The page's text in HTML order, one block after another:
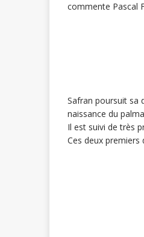
commente Pascal
Safran poursuit sa
naissance du
Il est suivi de très
Ces deux premiers